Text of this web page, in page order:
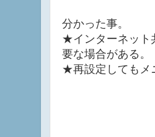
分かった事。
★インターネット
要な場合がある。